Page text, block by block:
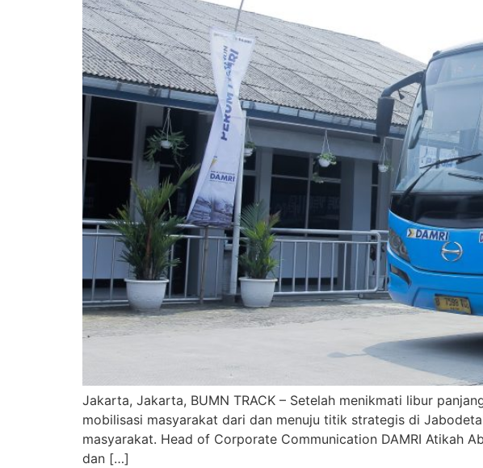
Jakarta, Jakarta, BUMN TRACK – Setelah menikmati libur
mobilisasi masyarakat dari dan menuju titik strategis di
masyarakat. Head of Corporate Communication DAMRI Atikah
dan […]